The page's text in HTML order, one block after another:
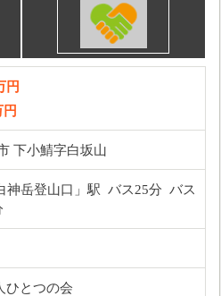
円
円
下小鯖字白坂山
神岳登山口」駅 バス25分 バス
ひとつの会